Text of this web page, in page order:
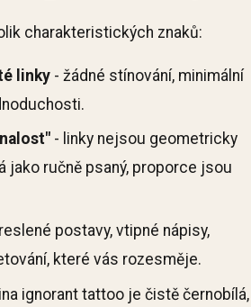
charakteristických znaků:
linky - žádné stínování, minimální
- linky nejsou geometricky
jako ručně psaný, proporce jsou
postavy, vtipné nápisy,
které vás rozesměje.
ignorant tattoo je čistě černobílá,